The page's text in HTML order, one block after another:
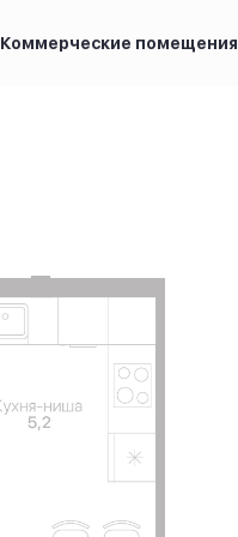
Коммерческие помещения